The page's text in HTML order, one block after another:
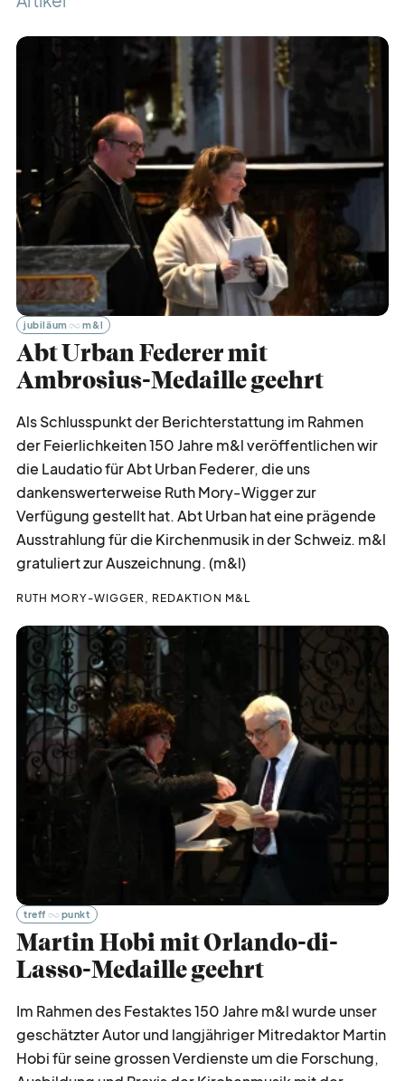
gott
gefallen
lese zeichen
klang voll
blick fang
treff punkt
druuf gschtoosse
kalender blatt
Zurück zur Übersicht
kurz notiert
gesucht gefunden
vertreib
nicht vergessen
möglichkeiten
verband verlag
jubiläum m&l
Abt Urban Federer mit
Ambrosius-Medaille geehrt
Als Schlusspunkt der Berichterstattung im Rahmen
der Feierlichkeiten 150 Jahre m&l veröffentlichen wir
die Laudatio für Abt Urban Federer, die uns
dankenswerterweise Ruth Mory-Wigger zur
Verfügung gestellt hat. Abt Urban hat eine prägende
Ausstrahlung für die Kirchenmusik in der Schweiz. m&l
gratuliert zur Auszeichnung. (m&l)
RUTH MORY-WIGGER, REDAKTION M&L
treff punkt
Martin Hobi mit Orlando-di-
Lasso-Medaille geehrt
Im Rahmen des Festaktes 150 Jahre m&l wurde unser
geschätzter Autor und langjähriger Mitredaktor Martin
Hobi für seine grossen Verdienste um die Forschung,